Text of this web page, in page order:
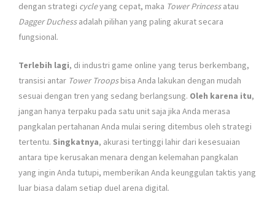
dengan strategi cycleyang cepat, maka Tower Princessatau
Dagger Duchessadalah pilihan yang paling akurat secara
fungsional.
Terlebih lagi, di industri game online yang terus berkembang,
transisi antar Tower Troopsbisa Anda lakukan dengan mudah
sesuai dengan tren yang sedang berlangsung. Oleh karena itu,
jangan hanya terpaku pada satu unit saja jika Anda merasa
pangkalan pertahanan Anda mulai sering ditembus oleh strategi
tertentu. Singkatnya, akurasi tertinggi lahir dari kesesuaian
antara tipe kerusakan menara dengan kelemahan pangkalan
yang ingin Anda tutupi, memberikan Anda keunggulan taktis yang
luar biasa dalam setiap duel arena digital.